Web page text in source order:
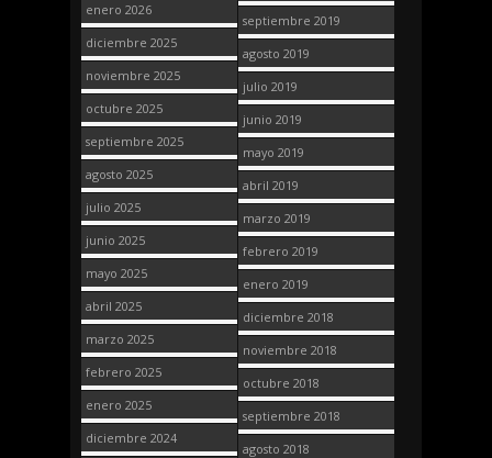
enero 2026
diciembre 2025
noviembre 2025
octubre 2025
septiembre 2025
agosto 2025
julio 2025
junio 2025
mayo 2025
abril 2025
marzo 2025
febrero 2025
enero 2025
diciembre 2024
septiembre 2019
agosto 2019
julio 2019
junio 2019
mayo 2019
abril 2019
marzo 2019
febrero 2019
enero 2019
diciembre 2018
noviembre 2018
octubre 2018
septiembre 2018
agosto 2018